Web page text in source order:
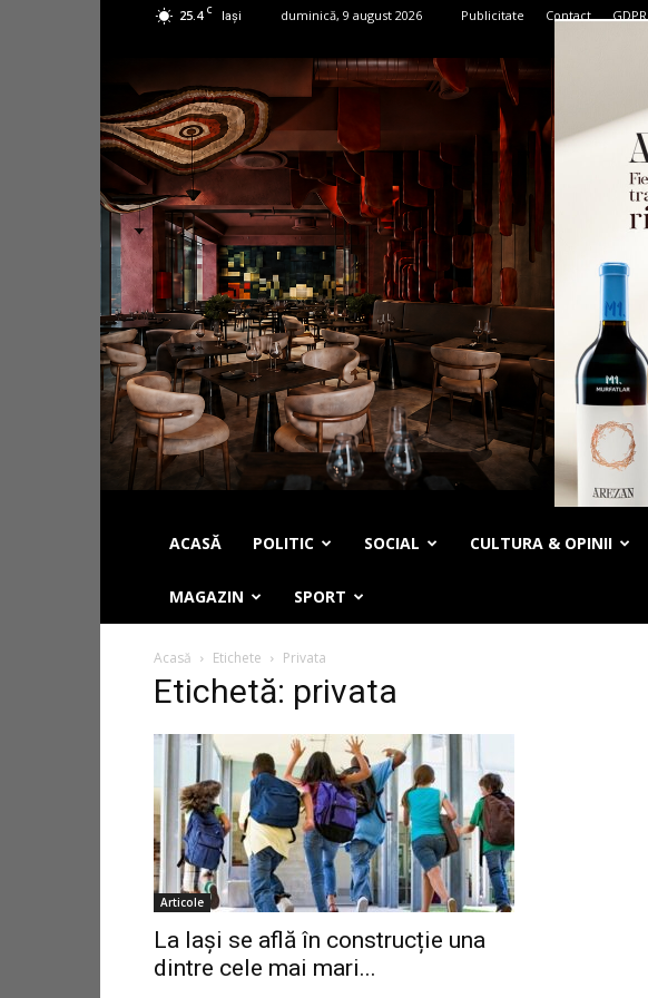
25.4 C Iași duminică, 9 august 2026 Publicitate Contact GDPR
ACASĂ POLITIC SOCIAL CULTURA & OPINII
MAGAZIN SPORT
Acasă Etichete Privata
Etichetă: privata
Articole
La Iași se află în construcție una
dintre cele mai mari...